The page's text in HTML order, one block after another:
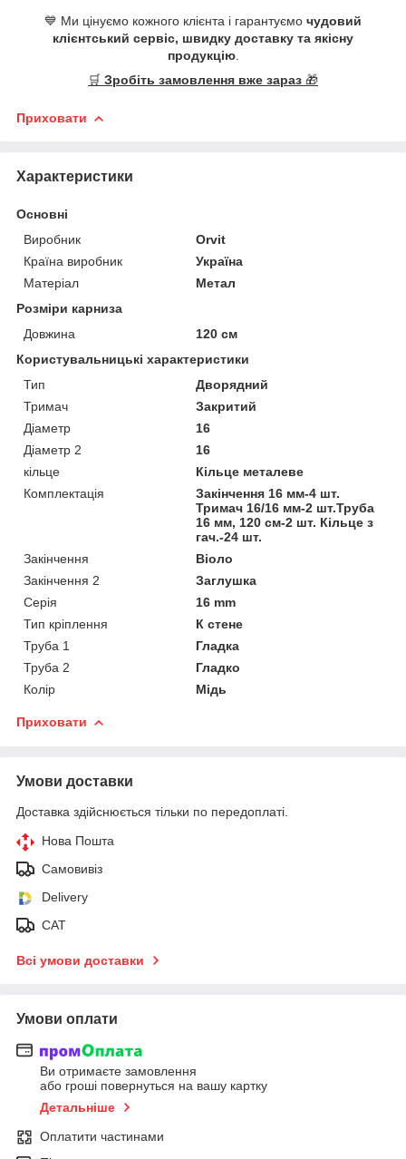
💙 Ми цінуємо кожного клієнта і гарантуємо чудовий
клієнтський сервіс, швидку доставку та якісну
продукцію.
🛒 Зробіть замовлення вже зараз 🎁
Приховати
Характеристики
Основні
Виробник
Orvit
Країна виробник
Україна
Матеріал
Метал
Розміри карниза
Довжина
120 см
Користувальницькі характеристики
Тип
Дворядний
Тримач
Закритий
Діаметр
16
Діаметр 2
16
кільце
Кільце металеве
Комплектація
Закінчення 16 мм-4 шт.
Тримач 16/16 мм-2 шт.Труба
16 мм, 120 см-2 шт. Кільце з
гач.-24 шт.
Закінчення
Віоло
Закінчення 2
Заглушка
Серія
16 mm
Тип кріплення
К стене
Труба 1
Гладка
Труба 2
Гладко
Колір
Мідь
Приховати
Умови доставки
Доставка здійснюється тільки по передоплаті.
Нова Пошта
Самовивіз
Delivery
САТ
Всі умови доставки
Умови оплати
Ви отримаєте замовлення
або гроші повернуться на вашу картку
Детальніше
Оплатити частинами